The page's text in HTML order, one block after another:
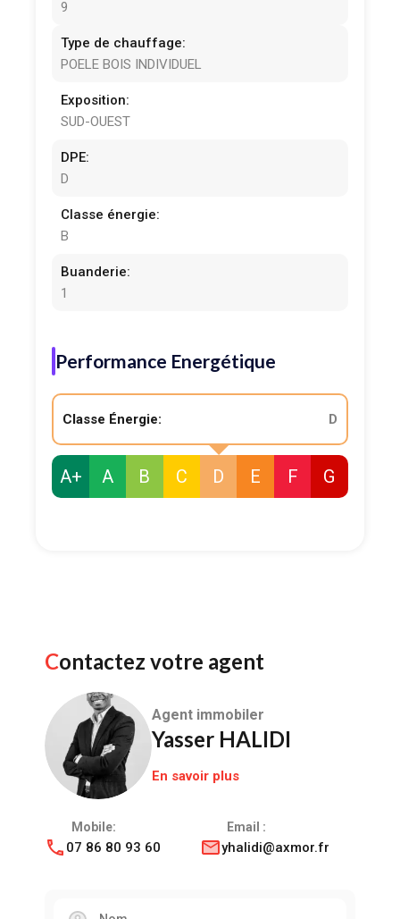
9
Type de chauffage:
POELE BOIS INDIVIDUEL
Exposition:
SUD-OUEST
DPE:
D
Classe énergie:
B
Buanderie:
1
Performance Energétique
Classe Énergie: D
A+ A B C D E F G
Contactez votre agent
Agent immobiler
Yasser HALIDI
En savoir plus
Mobile:
07 86 80 93 60
Email :
yhalidi@axmor.fr